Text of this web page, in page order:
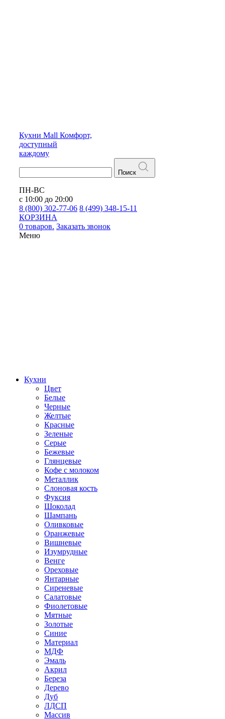
Кухни Mall Комфорт,
доступный
каждому
Поиск
ПН-ВС
с 10:00 до 20:00
8 (800) 302-77-06 8 (499) 348-15-11
КОРЗИНА
0 товаров. Заказать звонок
Меню
Кухни
Цвет
Белые
Черные
Желтые
Красные
Зеленые
Серые
Бежевые
Глянцевые
Кофе с молоком
Металлик
Слоновая кость
Фуксия
Шоколад
Шампань
Оливковые
Оранжевые
Вишневые
Изумрудные
Венге
Ореховые
Янтарные
Сиреневые
Салатовые
Фиолетовые
Мятные
Золотые
Синие
Материал
МДФ
Эмаль
Акрил
Береза
Дерево
Дуб
ЛДСП
Массив